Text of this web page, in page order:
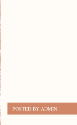
DO
POSTED BY ADMIN